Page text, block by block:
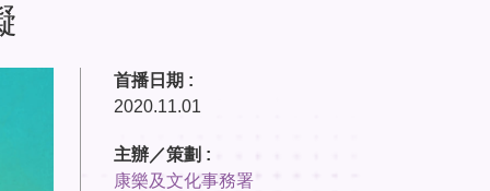
首播日期 :
2020.11.01
主辦／策劃 :
康樂及文化事務署